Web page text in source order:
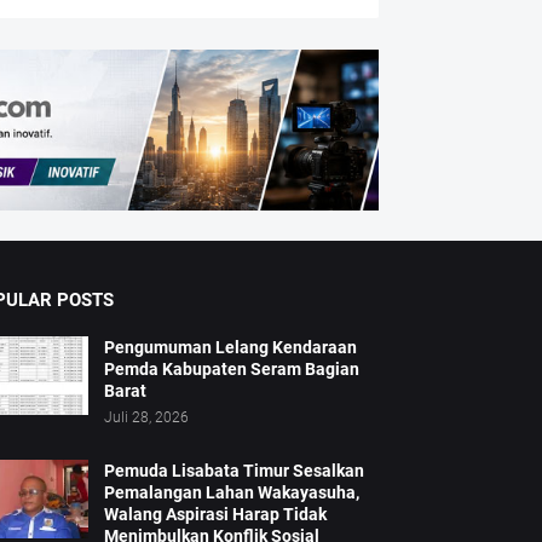
POSTS
Pengumuman Lelang Kendaraan
Pemda Kabupaten Seram Bagian
Barat
Juli 28, 2026
Pemuda Lisabata Timur Sesalkan
Pemalangan Lahan Wakayasuha,
Walang Aspirasi Harap Tidak
Menimbulkan Konflik Sosial